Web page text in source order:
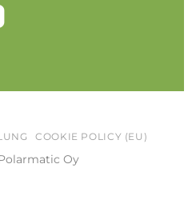
COOKIE POLICY (EU)
Oy